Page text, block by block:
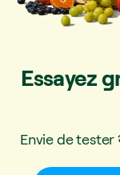
Essayez
Envie de tester